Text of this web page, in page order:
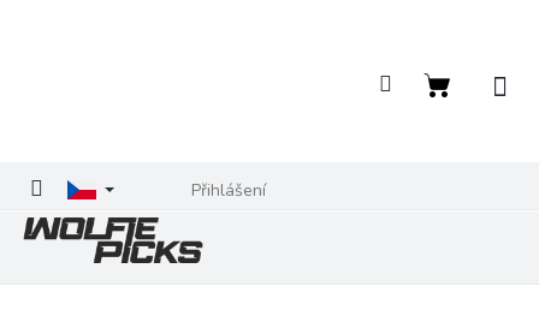
Přihlášení
Nákupní